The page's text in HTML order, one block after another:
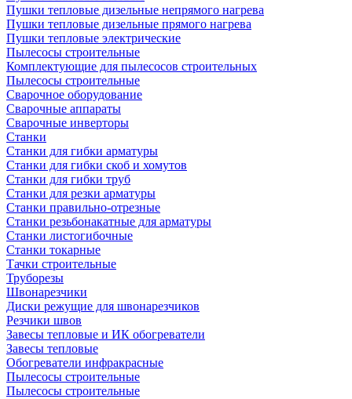
Пушки тепловые дизельные непрямого нагрева
Пушки тепловые дизельные прямого нагрева
Пушки тепловые электрические
Пылесосы строительные
Комплектующие для пылесосов строительных
Пылесосы строительные
Сварочное оборудование
Сварочные аппараты
Сварочные инверторы
Станки
Станки для гибки арматуры
Станки для гибки скоб и хомутов
Станки для гибки труб
Станки для резки арматуры
Станки правильно-отрезные
Станки резьбонакатные для арматуры
Станки листогибочные
Станки токарные
Тачки строительные
Труборезы
Швонарезчики
Диски режущие для швонарезчиков
Резчики швов
Завесы тепловые и ИК обогреватели
Завесы тепловые
Обогреватели инфракрасные
Пылесосы строительные
Пылесосы строительные